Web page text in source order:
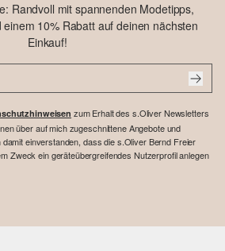
Randvoll mit spannenden Modetipps,
10% Rabatt auf deinen nächsten
Einkauf!
zum Erhalt des s.Oliver Newsletters
über auf mich zugeschnittene Angebote und
damit einverstanden, dass die s.Oliver Bernd Freier
Zweck ein geräteübergreifendes Nutzerprofil anlegen